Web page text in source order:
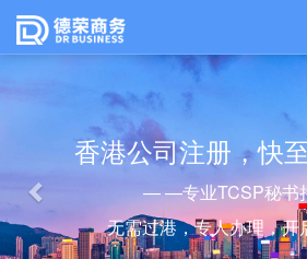
香港公司注册，快
— —专业TCSP秘书
无需过港，专人办理，开